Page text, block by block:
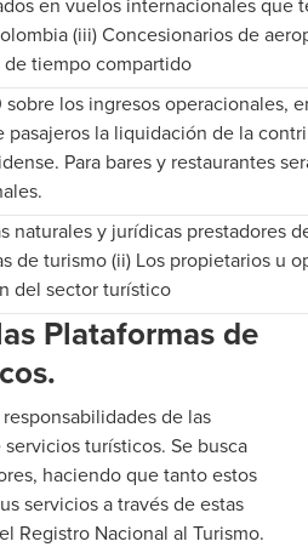
(iii) Concesionarios de
de tiempo compartido
sobre los ingresos operacionales,
pasajeros la liquidación de la
Para bares y restaurantes
naturales y jurídicas prestadores
de turismo (ii) Los propietarios u
del sector turístico
Plataformas de
de las
turísticos. Se busca
haciendo que tanto estos
servicios a través de estas
Registro Nacional al Turismo.